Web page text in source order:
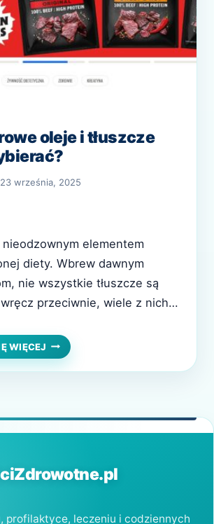
oleje i tłuszcze
23 września, 2025
nieodzownym elementem
diety. Wbrew dawnym
nie wszystkie tłuszcze są
przeciwnie, wiele z nich
wspierają pracę mózgu,
na poziom hormonów i
które tłuszcze warto…
WIĘCEJ JAKIE
ZDROWE
OLEJE
profilaktyce, leczeniu i codziennych